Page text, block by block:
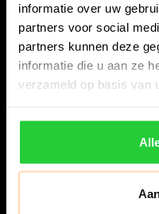
informatie over uw
partners voor social
partners kunnen deze
informatie die u aan ze
verzameld op basis van